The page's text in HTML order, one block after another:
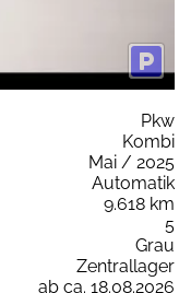
Pkw
Kombi
Mai / 2025
Automatik
9.618 km
5
Grau
Zentrallager
ab ca. 18.08.2026